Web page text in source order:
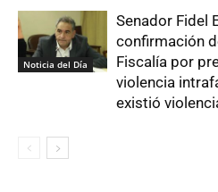
Noticia del Día
Senador Fidel
confirmación
Fiscalía por
violencia
existió